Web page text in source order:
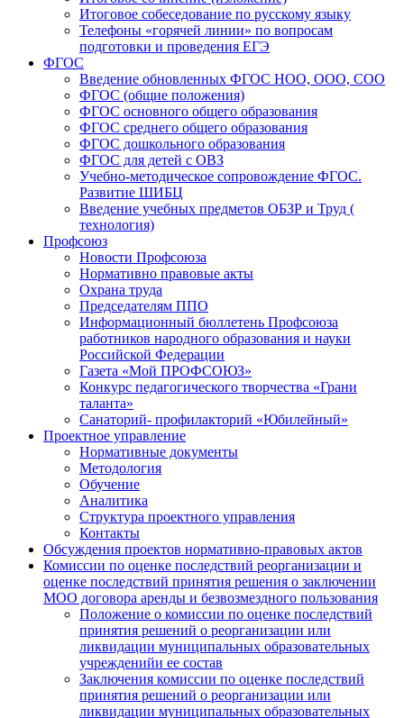
Итоговое собеседование по русскому языку
Телефоны «горячей линии» по вопросам
подготовки и проведения ЕГЭ
ФГОС
Введение обновленных ФГОС НОО, ООО, СОО
ФГОС (общие положения)
ФГОС основного общего образования
ФГОС среднего общего образования
ФГОС дошкольного образования
ФГОС для детей с ОВЗ
Учебно-методическое сопровождение ФГОС.
Развитие ШИБЦ
Введение учебных предметов ОБЗР и Труд (
технология)
Профсоюз
Новости Профсоюза
Нормативно правовые акты
Охрана труда
Председателям ППО
Информационный бюллетень Профсоюза
работников народного образования и науки
Российской Федерации
Газета «Мой ПРОФСОЮЗ»
Конкурс педагогического творчества «Грани
таланта»
Санаторий- профилакторий «Юбилейный»
Проектное управление
Нормативные документы
Методология
Обучение
Аналитика
Структура проектного управления
Контакты
Обсуждения проектов нормативно-правовых актов
Комиссии по оценке последствий реорганизации и
оценке последствий принятия решения о заключении
МОО договора аренды и безвозмездного пользования
Положение о комиссии по оценке последствий
принятия решений о реорганизации или
ликвидации муниципальных образовательных
учрежденийи ее состав
Заключения комиссии по оценке последствий
принятия решений о реорганизации или
ликвидации муниципальных образовательных